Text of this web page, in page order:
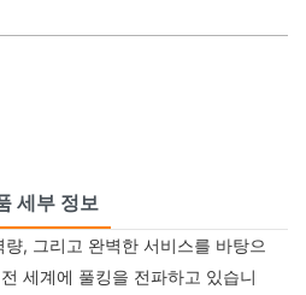
세부 정보
, 그리고 완벽한 서비스를 바탕으
세계에 풀킹을 전파하고 있습니